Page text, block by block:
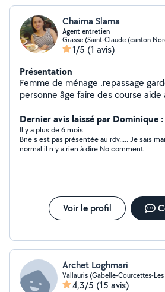
Chaima Slama
Agent entretien
Grasse (Saint-Claude (canton
1/5 (1 avis)
Présentation
Femme de ménage .repassage
personne âge faire des course aide
et disponible
Dernier avis laissé par Dominique
Il y a plus de 6 mois
Bne s est pas présentée au rdv..... Je sais
normal.il n y a rien à dire No comment.
Voir le profil
Archet Loghmari
Vallauris (Gabelle-Courcettes-
4,3/5 (15 avis)